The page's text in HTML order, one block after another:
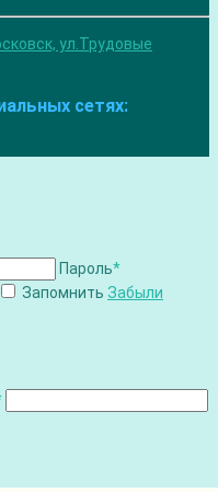
ул.Трудовые
сетях:
Пароль*
Запомнить Забыли